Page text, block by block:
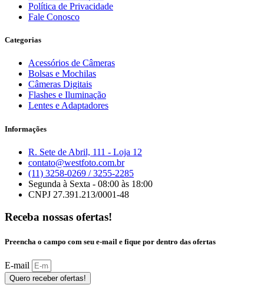
Política de Privacidade
Fale Conosco
Categorias
Acessórios de Câmeras
Bolsas e Mochilas
Câmeras Digitais
Flashes e Iluminação
Lentes e Adaptadores
Informações
R. Sete de Abril, 111 - Loja 12
contato@westfoto.com.br
(11) 3258-0269 / 3255-2285
Segunda à Sexta - 08:00 às 18:00
CNPJ 27.391.213/0001-48
Receba nossas ofertas!
Preencha o campo com seu e-mail e fique por dentro das ofertas
E-mail
Quero receber ofertas!